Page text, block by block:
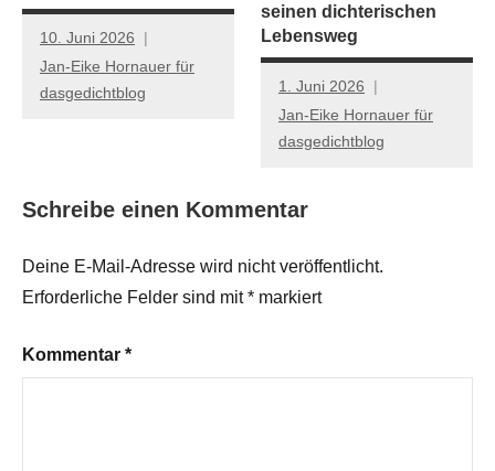
10. Juni 2026
Jan-Eike Hornauer für
dasgedichtblog
seinen dichterischen
Lebensweg
1. Juni 2026
Jan-Eike Hornauer für
dasgedichtblog
Schreibe einen Kommentar
Deine E-Mail-Adresse wird nicht veröffentlicht.
Erforderliche Felder sind mit* markiert
Kommentar *